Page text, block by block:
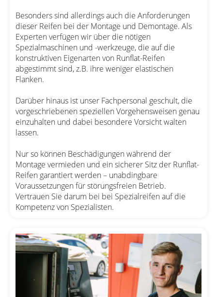
Besonders sind allerdings auch die Anforderungen
dieser Reifen bei der Montage und Demontage. Als
Experten verfügen wir über die nötigen
Spezialmaschinen und -werkzeuge, die auf die
konstruktiven Eigenarten von Runflat-Reifen
abgestimmt sind, z.B. ihre weniger elastischen
Flanken.
Darüber hinaus ist unser Fachpersonal geschult, die
vorgeschriebenen speziellen Vorgehensweisen genau
einzuhalten und dabei besondere Vorsicht walten
lassen.
Nur so können Beschädigungen während der
Montage vermieden und ein sicherer Sitz der Runflat-
Reifen garantiert werden – unabdingbare
Voraussetzungen für störungsfreien Betrieb.
Vertrauen Sie darum bei bei Spezialreifen auf die
Kompetenz von Spezialisten.